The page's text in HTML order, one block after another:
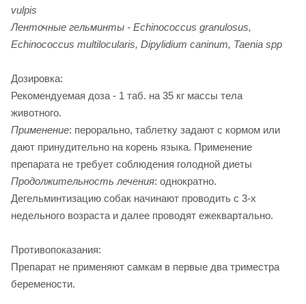
vulpis
Ленточные гельминты - Echinococcus granulosus,
Echinococcus multilocularis, Dipylidium caninum, Taenia spp
Дозировка:
Рекомендуемая доза - 1 таб. на 35 кг массы тела
животного.
Применение: перорально, таблетку задают с кормом или
дают принудительно на корень языка. Применение
препарата не требует соблюдения голодной диеты
Продолжительность лечения: однократно.
Дегельминтизацию собак начинают проводить с 3-х
недельного возраста и далее проводят ежеквартально.
Противопоказания:
Препарат не применяют самкам в первые два триместра
беремености.